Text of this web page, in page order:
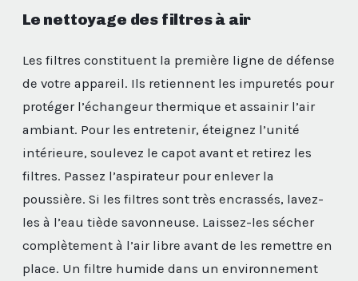
Le nettoyage des filtres à air
Les filtres constituent la première ligne de défense
de votre appareil. Ils retiennent les impuretés pour
protéger l’échangeur thermique et assainir l’air
ambiant. Pour les entretenir, éteignez l’unité
intérieure, soulevez le capot avant et retirez les
filtres. Passez l’aspirateur pour enlever la
poussière. Si les filtres sont très encrassés, lavez-
les à l’eau tiède savonneuse. Laissez-les sécher
complètement à l’air libre avant de les remettre en
place. Un filtre humide dans un environnement